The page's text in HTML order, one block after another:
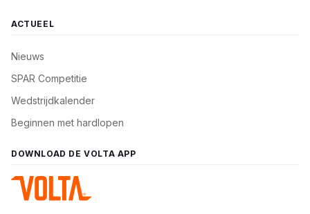
ACTUEEL
Nieuws
SPAR Competitie
Wedstrijdkalender
Beginnen met hardlopen
DOWNLOAD DE VOLTA APP